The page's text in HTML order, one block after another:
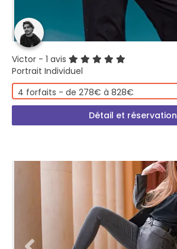
Victor - 1 avis
Portrait Individuel
4 forfaits - de 278€ à 828€
Détail et réservation